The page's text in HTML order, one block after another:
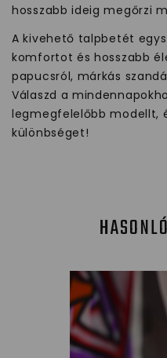
hosszabb ideig megőrzi
A kivehető talpbetét
komfortot és hosszabb
papucsról, márkás
Válaszd a
legmegfelelőbb modellt,
különbséget!